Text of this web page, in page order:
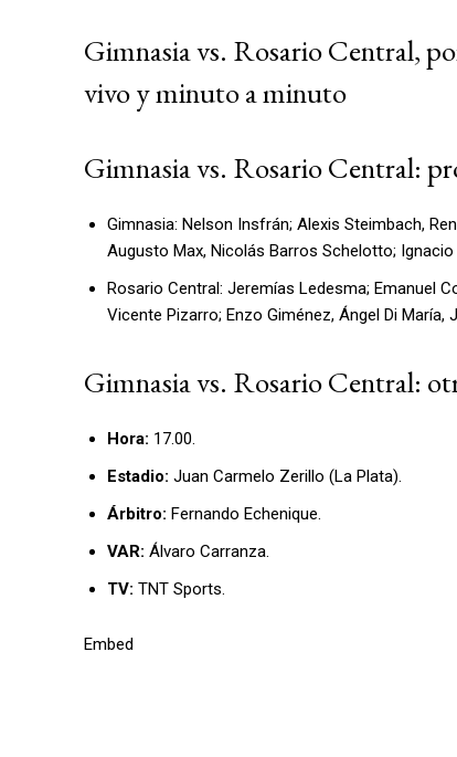
Gimnasia vs. Rosario Central,
vivo y minuto a minuto
Gimnasia vs. Rosario Central:
Gimnasia: Nelson Insfrán; Alexis Steimbach,
Augusto Max, Nicolás Barros Schelotto;
Rosario Central: Jeremías Ledesma; Emanuel
Vicente Pizarro; Enzo Giménez, Ángel Di María,
Gimnasia vs. Rosario Central:
Hora: 17.00.
Estadio: Juan Carmelo Zerillo (La Plata).
Árbitro: Fernando Echenique.
VAR: Álvaro Carranza.
TV: TNT Sports.
Embed